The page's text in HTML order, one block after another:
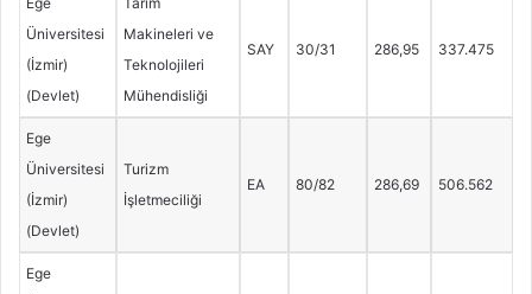
Üniversitesi
(İzmir)
(Devlet)
Makineleri ve
Teknolojileri
Mühendisliği
SAY 30/31 286,95 337.475
Ege
Üniversitesi
(İzmir)
(Devlet)
Turizm
İşletmeciliği
EA 80/82 286,69 506.562
Ege